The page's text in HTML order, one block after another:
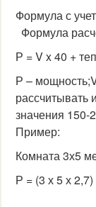
Формула с
Формула
Р = V x 40 +
Р –
рассчитывать
значения 150-
Пример:
Комната 3х5
Р = (3 х 5 х